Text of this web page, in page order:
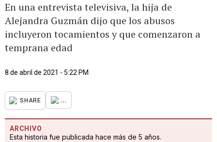
En una entrevista televisiva, la hija de
Alejandra Guzmán dijo que los abusos
incluyeron tocamientos y que comenzaron a
temprana edad
8 de abril de 2021 - 5:22 PM
SHARE ...
ARCHIVO
Esta historia fue publicada hace más de 5 años.